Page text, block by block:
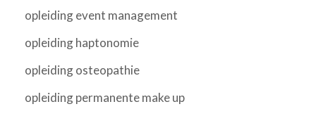
opleiding event management
opleiding haptonomie
opleiding osteopathie
opleiding permanente make up